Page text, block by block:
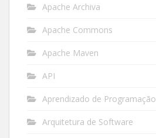
Apache Archiva
Apache Commons
Apache Maven
API
Aprendizado de Programação
Arquitetura de Software